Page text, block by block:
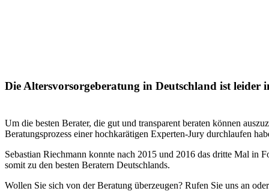
Die Altersvorsorgeberatung in Deutschland ist leider
Um die besten Berater, die gut und transparent beraten können
Beratungsprozess einer hochkarätigen Experten-Jury durchlaufen
Sebastian Riechmann konnte nach 2015 und 2016 das dritte Mal in
somit zu den besten Beratern Deutschlands.
Wollen Sie sich von der Beratung überzeugen? Rufen Sie uns an